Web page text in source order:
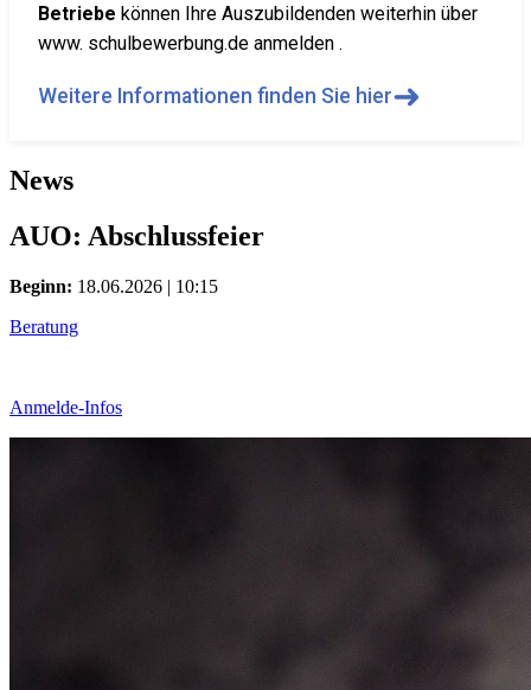
Betriebe können Ihre Auszubildenden weiterhin über
www. schulbewerbung.de anmelden .
Weitere Informationen finden Sie hier➜
News
AUO: Abschlussfeier
Beginn: 18.06.2026 | 10:15
Beratung
Anmelde-Infos